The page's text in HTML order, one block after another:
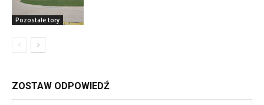
Pozostałe tory
ZOSTAW ODPOWIEDŹ